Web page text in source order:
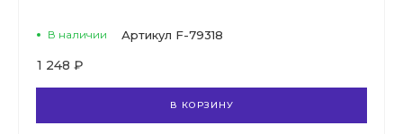
В наличии Артикул F-79318
1 248 ₽
В КОРЗИНУ